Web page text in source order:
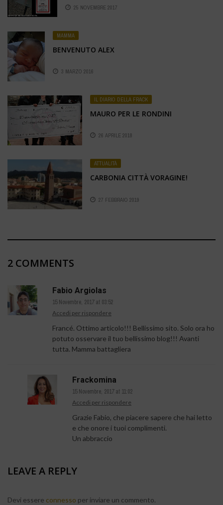
25 NOVEMBRE 2017
MAMMA
BENVENUTO ALEX
3 MARZO 2016
IL DIARIO DELLA FRACK
MAURO PER LE RONDINI
26 APRILE 2018
ATTUALITÀ
CARBONIA CITTÀ VORAGINE!
27 FEBBRAIO 2019
2 COMMENTS
Fabio Argiolas
15 Novembre, 2017 at 03:52
Accedi per rispondere
Francé. Ottimo articolo!!! Bellissimo sito. Solo ora ho
potuto osservare il tuo bellissimo blog!!! Avanti
tutta. Mamma battagliera
Frackomina
15 Novembre, 2017 at 11:02
Accedi per rispondere
Grazie Fabio, che piacere sapere che hai letto
e che onore i tuoi complimenti.
Un abbraccio
LEAVE A REPLY
Devi essere connesso per inviare un commento.